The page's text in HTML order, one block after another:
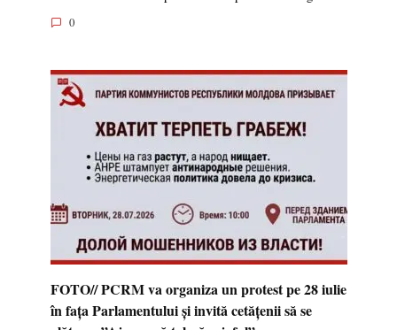
0
FOTO// PCRM va organiza un protest pe 28 iulie
în fața Parlamentului și invită cetățenii să se